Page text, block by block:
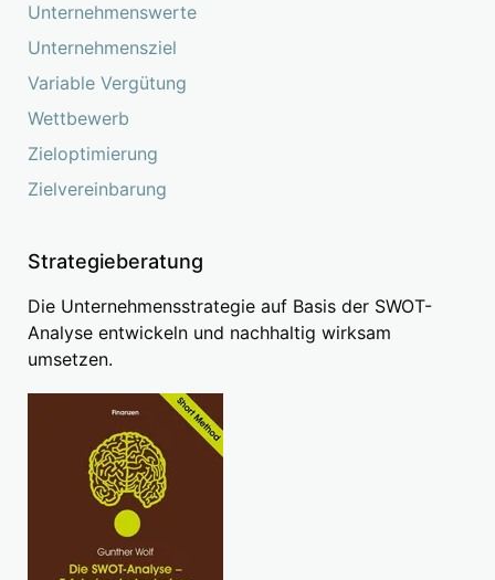
Unternehmenswerte
Unternehmensziel
Variable Vergütung
Wettbewerb
Zieloptimierung
Zielvereinbarung
Strategieberatung
Die Unternehmensstrategie auf Basis der SWOT-
Analyse entwickeln und nachhaltig wirksam
umsetzen.